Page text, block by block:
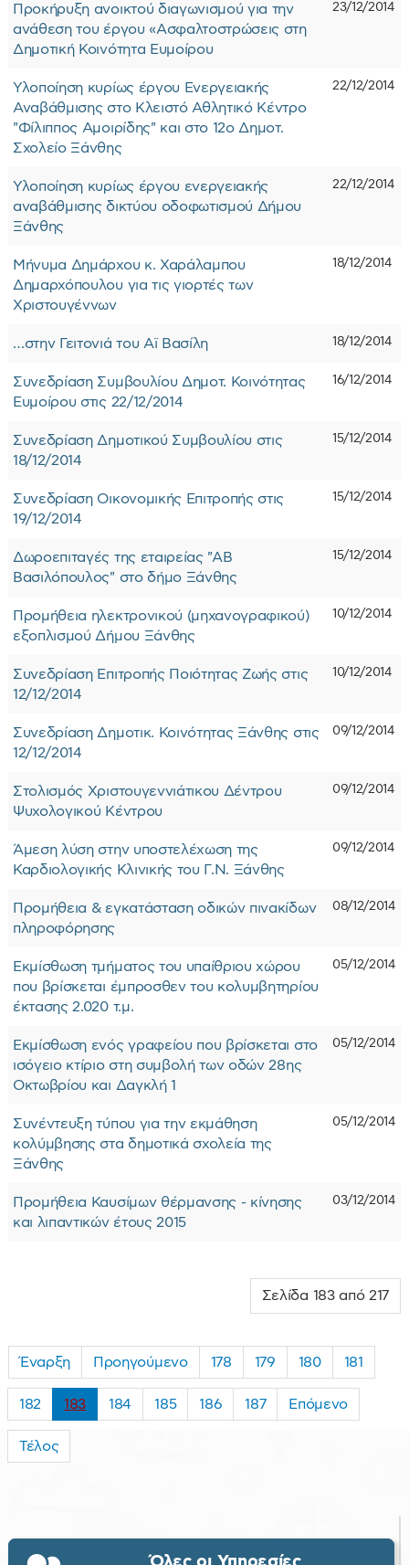
Προκήρυξη ανοικτού διαγωνισμού για την
ανάθεση του έργου «Ασφαλτοστρώσεις στη
Δημοτική Κοινότητα Ευμοίρου
23/12/2014
Υλοποίηση κυρίως έργου Ενεργειακής
Αναβάθμισης στο Κλειστό Αθλητικό Κέντρο
"Φίλιππος Αμοιρίδης" και στο 12ο Δημοτ.
Σχολείο Ξάνθης
22/12/2014
Υλοποίηση κυρίως έργου ενεργειακής
αναβάθμισης δικτύου οδοφωτισμού Δήμου
Ξάνθης
22/12/2014
Μήνυμα Δημάρχου κ. Χαράλαμπου
Δημαρχόπουλου για τις γιορτές των
Χριστουγέννων
18/12/2014
…στην Γειτονιά του Αϊ Βασίλη 18/12/2014
Συνεδρίαση Συμβουλίου Δημοτ. Κοινότητας
Ευμοίρου στις 22/12/2014
16/12/2014
Συνεδρίαση Δημοτικού Συμβουλίου στις
18/12/2014
15/12/2014
Συνεδρίαση Οικονομικής Επιτροπής στις
19/12/2014
15/12/2014
Δωροεπιταγές της εταιρείας "ΑΒ
Βασιλόπουλος" στο δήμο Ξάνθης
15/12/2014
Προμήθεια ηλεκτρονικού (μηχανογραφικού)
εξοπλισμού Δήμου Ξάνθης
10/12/2014
Συνεδρίαση Επιτροπής Ποιότητας Ζωής στις
12/12/2014
10/12/2014
Συνεδρίαση Δημοτικ. Κοινότητας Ξάνθης στις
12/12/2014
09/12/2014
Στολισμός Χριστουγεννιάτικου Δέντρου
Ψυχολογικού Κέντρου
09/12/2014
Άμεση λύση στην υποστελέχωση της
Καρδιολογικής Κλινικής του Γ.Ν. Ξάνθης
09/12/2014
Προμήθεια & εγκατάσταση οδικών πινακίδων
πληροφόρησης
08/12/2014
Εκμίσθωση τμήματος του υπαίθριου χώρου
που βρίσκεται έμπροσθεν του κολυμβητηρίου
έκτασης 2.020 τ.μ.
05/12/2014
Εκμίσθωση ενός γραφείου που βρίσκεται στο
ισόγειο κτίριο στη συμβολή των οδών 28ης
Οκτωβρίου και Δαγκλή 1
05/12/2014
Συνέντευξη τύπου για την εκμάθηση
κολύμβησης στα δημοτικά σχολεία της
Ξάνθης
05/12/2014
Προμήθεια Καυσίμων θέρμανσης - κίνησης
και λιπαντικών έτους 2015
03/12/2014
Σελίδα 183 από 217
Έναρξη Προηγούμενο 178 179 180 181
182 183 184 185 186 187 Επόμενο
Τέλος